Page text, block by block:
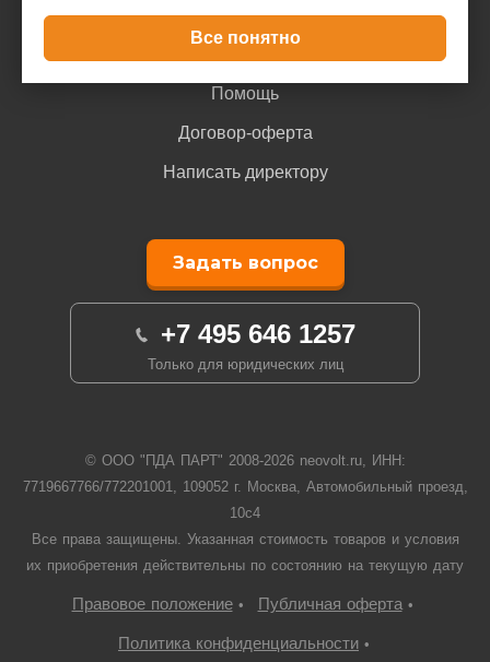
Все понятно
Доставка и оплата
Помощь
Договор-оферта
Написать директору
Задать вопрос
+7 495 646 1257
Только для юридических лиц
© ООО "ПДА ПАРТ" 2008-2026neovolt.ru, ИНН:
7719667766/772201001, 109052 г. Москва, Автомобильный проезд,
10с4
Все права защищены. Указанная стоимость товаров и условия
их приобретения действительны по состоянию на текущую дату
Правовое положение• Публичная оферта•
Политика конфиденциальности •